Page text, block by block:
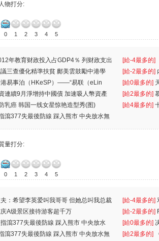
物打分:
0 1 2 3 4 5
年教育财政投入占GDP4％ 列财政支出
[給-4最多的]
一
三查優化精準扶貧 鄺美雲鼓勵中港學
[給-2最多的]
人
易事泊（HKeSP）——“易联（eLin
[給0最多的]
連續9月淨增持中國債 加速吸人幣資產 [給2最多的]
乳癌 韩国一线女星惊艳造型秀(图) [給4最多的]
瀉377失最後防線 踩入熊市 中央放水無
量打分:
0 1 2 3 4 5
：希望李英爱叫我哥哥 但她总叫我总裁
[給-4最多的]
离
A级景区接待游客超千万 [給-2最多的]
瀉377失最後防線 踩入熊市 中央放水
[給0最多的]
瀉377失最後防線 踩入熊市 中央放水無 [給2最多的]